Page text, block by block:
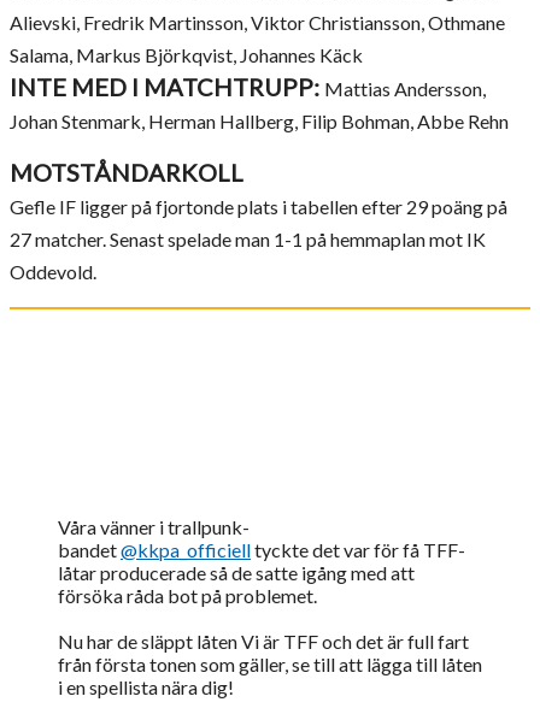
Alievski, Fredrik Martinsson, Viktor Christiansson, Othmane
Salama, Markus Björkqvist, Johannes Käck
INTE MED I MATCHTRUPP: Mattias Andersson,
Johan Stenmark, Herman Hallberg, Filip Bohman, Abbe Rehn
MOTSTÅNDARKOLL
Gefle IF ligger på fjortonde plats i tabellen efter 29 poäng på
27 matcher. Senast spelade man 1-1 på hemmaplan mot IK
Oddevold.
Våra vänner i trallpunk-
bandet@kkpa_officielltyckte det var för få TFF-
låtar producerade så de satte igång med att
försöka råda bot på problemet.
Nu har de släppt låten Vi är TFF och det är full fart
från första tonen som gäller, se till att lägga till låten
i en spellista nära dig!